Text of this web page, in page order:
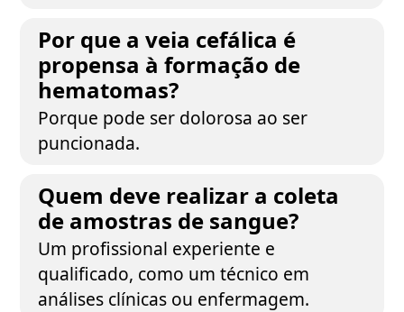
Por que a veia cefálica é
propensa à formação de
hematomas?
Porque pode ser dolorosa ao ser
puncionada.
Quem deve realizar a coleta
de amostras de sangue?
Um profissional experiente e
qualificado, como um técnico em
análises clínicas ou enfermagem.